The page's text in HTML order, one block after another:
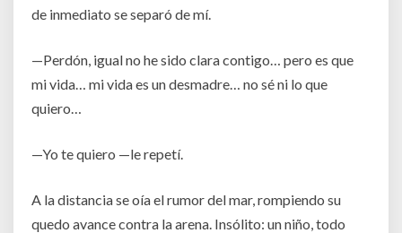
de inmediato se separó de mí.
—Perdón, igual no he sido clara contigo… pero es que
mi vida… mi vida es un desmadre… no sé ni lo que
quiero…
—Yo te quiero —le repetí.
A la distancia se oía el rumor del mar, rompiendo su
quedo avance contra la arena. Insólito: un niño, todo